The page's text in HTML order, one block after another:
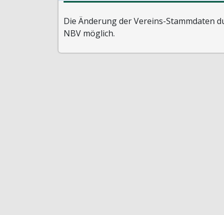
Die Änderung der Vereins-Stammdaten
NBV möglich.